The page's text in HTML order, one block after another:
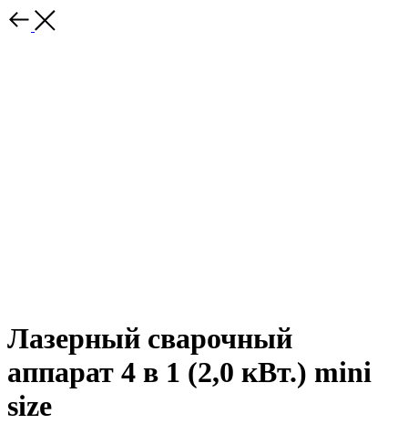
Лазерный сварочный
аппарат 4 в 1 (2,0 кВт.) mini
size